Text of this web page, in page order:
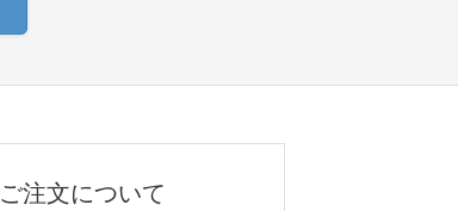
ご注文について